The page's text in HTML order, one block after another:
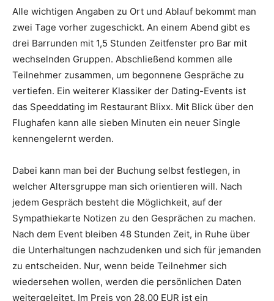
Alle wichtigen Angaben zu Ort und Ablauf bekommt man
zwei Tage vorher zugeschickt. An einem Abend gibt es
drei Barrunden mit 1,5 Stunden Zeitfenster pro Bar mit
wechselnden Gruppen. Abschließend kommen alle
Teilnehmer zusammen, um begonnene Gespräche zu
vertiefen. Ein weiterer Klassiker der Dating-Events ist
das Speeddating im Restaurant Blixx. Mit Blick über den
Flughafen kann alle sieben Minuten ein neuer Single
kennengelernt werden.
Dabei kann man bei der Buchung selbst festlegen, in
welcher Altersgruppe man sich orientieren will. Nach
jedem Gespräch besteht die Möglichkeit, auf der
Sympathiekarte Notizen zu den Gesprächen zu machen.
Nach dem Event bleiben 48 Stunden Zeit, in Ruhe über
die Unterhaltungen nachzudenken und sich für jemanden
zu entscheiden. Nur, wenn beide Teilnehmer sich
wiedersehen wollen, werden die persönlichen Daten
weitergeleitet. Im Preis von 28,00 EUR ist ein